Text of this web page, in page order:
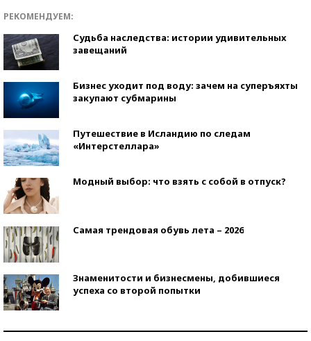
РЕКОМЕНДУЕМ:
Судьба наследства: истории удивительных
завещаний
Бизнес уходит под воду: зачем на суперъяхты
закупают субмарины
Путешествие в Исландию по следам
«Интерстеллара»
Модный выбор: что взять с собой в отпуск?
Самая трендовая обувь лета – 2026
Знаменитости и бизнесмены, добившиеся
успеха со второй попытки